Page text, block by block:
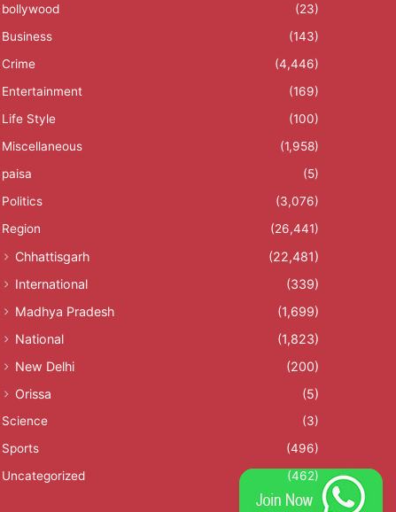
bollywood
(23)
Business
(143)
Crime
(4,446)
Entertainment
(169)
Life Style
(100)
Miscellaneous
(1,958)
paisa
(5)
Politics
(3,076)
Region
(26,441)
Chhattisgarh
(22,481)
International
(339)
Madhya Pradesh
(1,699)
National
(1,823)
New Delhi
(200)
Orissa
(5)
Science
(3)
Sports
(496)
Uncategorized
(462)